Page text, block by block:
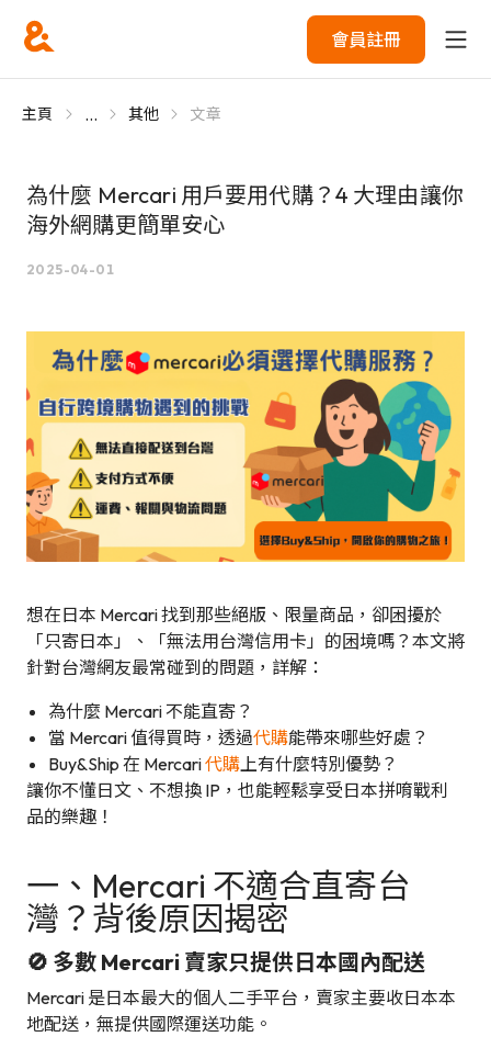
會員註冊
主頁 ... 其他 文章
為什麼 Mercari 用戶要用代購？4 大理由讓你
海外網購更簡單安心
2025-04-01
想在日本 Mercari 找到那些絕版、限量商品，卻困擾於
「只寄日本」、「無法用台灣信用卡」的困境嗎？本文將
針對台灣網友最常碰到的問題，詳解：
為什麼 Mercari 不能直寄？
當 Mercari 值得買時，透過代購能帶來哪些好處？
Buy&Ship 在 Mercari代購 上有什麼特別優勢？
讓你不懂日文、不想換 IP，也能輕鬆享受日本拼唷戰利
品的樂趣！
一、Mercari 不適合直寄台
灣？背後原因揭密
🚫 多數 Mercari 賣家只提供日本國內配送
Mercari 是日本最大的個人二手平台，賣家主要收日本本
地配送，無提供國際運送功能。